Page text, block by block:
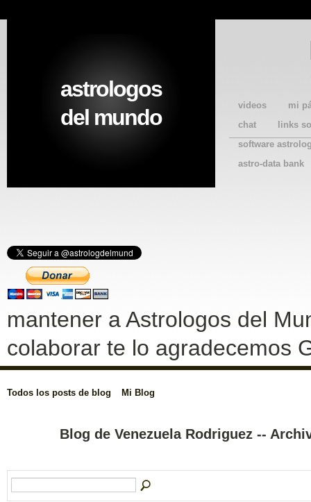
videos
mi
chat
links
software
astro-data bank
astrologos
del mundo
mantener a Astrologos del
colaborar te lo agradecemos
Todos los posts de blog Mi Blog
Blog de Venezuela Rodriguez --